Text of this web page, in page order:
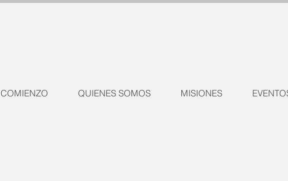
COMIENZO QUIENES SOMOS MISIONES